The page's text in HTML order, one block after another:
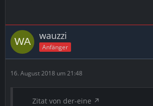
wauzzi
Anfänger
16. August 2018 um 21:48
Zitat von der-eine